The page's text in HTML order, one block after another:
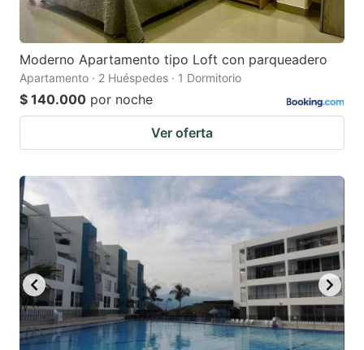
Moderno Apartamento tipo Loft con parqueadero
Apartamento · 2 Huéspedes · 1 Dormitorio
$ 140.000 por noche
Ver oferta